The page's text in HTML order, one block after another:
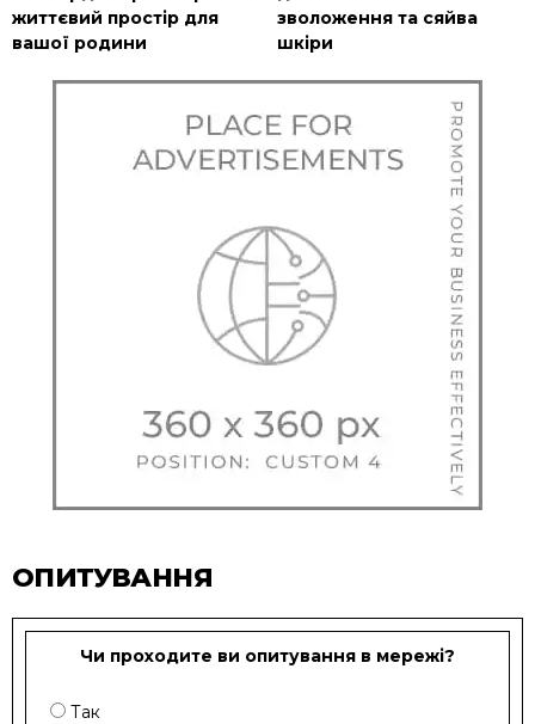
життєвий простір для
вашої родини
зволоження та сяйва
шкіри
ОПИТУВАННЯ
Чи проходите ви опитування в мережі?
Так